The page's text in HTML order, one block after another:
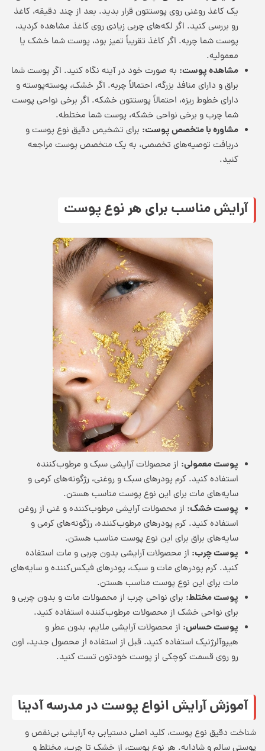
یک کاغذ روغنی روی پوستتون قرار بدید. بعد از چند دقیقه، کاغذ
رو بررسی کنید. اگر لکه‌های چربی زیادی روی کاغذ مشاهده کردید،
پوست شما چربه. اگر کاغذ تقریباً تمیز بود، پوست شما خشک یا
معمولیه.
مشاهده پوست: به صورت خود در آینه نگاه کنید. اگر پوست شما
براق و دارای منافذ بزرگه، احتمالاً چربه. اگر خشک، پوسته‌پوسته و
دارای خطوط ریزه، احتمالاً پوستتون خشکه. اگر برخی نواحی پوست
شما چرب و برخی نواحی خشکه، پوست شما مختلطه.
مشاوره با متخصص پوست: برای تشخیص دقیق نوع پوست و
دریافت توصیه‌های تخصصی، به یک متخصص پوست مراجعه
کنید.
آرایش مناسب برای هر نوع پوست
پوست معمولی: از محصولات آرایشی سبک و مرطوب‌کننده
استفاده کنید. کرم پودرهای سبک و روغنی، رژگونه‌های کرمی و
سایه‌های مات برای این نوع پوست مناسب هستن.
پوست خشک: از محصولات آرایشی مرطوب‌کننده و غنی از روغن
استفاده کنید. کرم پودرهای مرطوب‌کننده، رژگونه‌های کرمی و
سایه‌های براق برای این نوع پوست مناسب هستن.
پوست چرب: از محصولات آرایشی بدون چربی و مات استفاده
کنید. کرم پودرهای مات و سبک، پودرهای فیکس‌کننده و سایه‌های
مات برای این نوع پوست مناسب هستن.
پوست مختلط: برای نواحی چرب از محصولات مات و بدون چربی و
برای نواحی خشک از محصولات مرطوب‌کننده استفاده کنید.
پوست حساس: از محصولات آرایشی ملایم، بدون عطر و
هیپوآلرژنیک استفاده کنید. قبل از استفاده از محصول جدید، اون
رو روی قسمت کوچکی از پوست خودتون تست کنید.
آموزش آرایش انواع پوست در مدرسه آدینا
شناخت دقیق نوع پوست، کلید اصلی دستیابی به آرایشی بی‌نقص و
پوستی سالم و شادابه. هر نوع پوست، از خشک تا چرب، مختلط و